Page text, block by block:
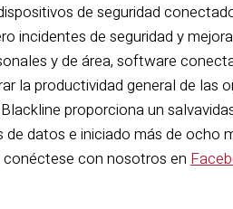
de seguridad
incidentes de seguridad y
y de área, software
la productividad general de las
proporciona un
datos e iniciado más de ocho
conéctese con nosotros en